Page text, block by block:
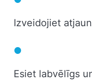
Izveidojiet
Esiet labvēlīgs